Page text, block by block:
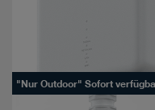
"Nur Outdoor" Sofort